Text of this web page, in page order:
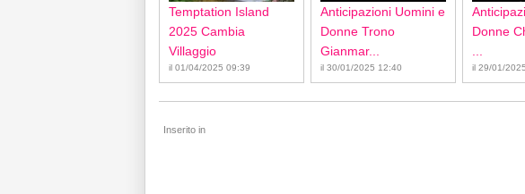
Temptation Island
2025 Cambia
Villaggio
il 01/04/2025 09:39
Anticipazioni Uomini e
Donne Trono
Gianmar...
il 30/01/2025 12:40
Donne
il 29/01/
Inserito in